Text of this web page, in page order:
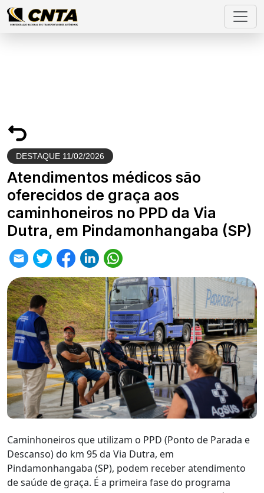
DESTAQUE 11/02/2026
Atendimentos médicos são
oferecidos de graça aos
caminhoneiros no PPD da Via
Dutra, em Pindamonhangaba (SP)
Caminhoneiros que utilizam o PPD (Ponto de Parada e
Descanso) do km 95 da Via Dutra, em
Pindamonhangaba (SP), podem receber atendimento
de saúde de graça. É a primeira fase do programa